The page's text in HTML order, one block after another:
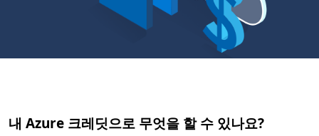
내 Azure 크레딧으로 무엇을 할 수 있나요?